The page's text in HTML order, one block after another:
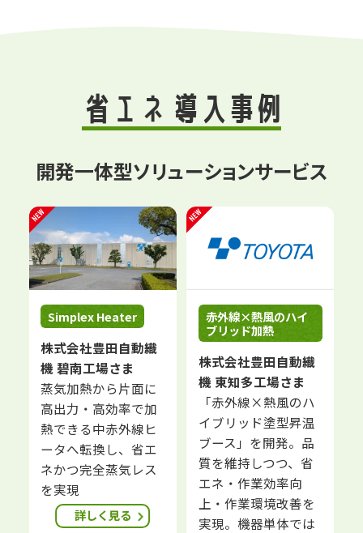
省エネ 導入事例
開発一体型ソリューションサービス
Simplex Heater
株式会社豊田自動織
機 碧南工場さま
蒸気加熱から片面に
高出力・高効率で加
熱できる中赤外線ヒ
ータへ転換し、省エ
ネかつ完全蒸気レス
を実現
詳しく見る
赤外線×熱風のハイ
ブリッド加熱
株式会社豊田自動織
機 東知多工場さま
「赤外線×熱風のハ
イブリッド塗型昇温
ブース」を開発。品
質を維持しつつ、省
エネ・作業効率向
上・作業環境改善を
実現。機器単体では